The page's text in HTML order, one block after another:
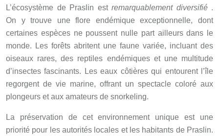
L’écosystème de Praslin est remarquablement diversifié .
On y trouve une flore endémique exceptionnelle, dont
certaines espèces ne poussent nulle part ailleurs dans le
monde. Les forêts abritent une faune variée, incluant des
oiseaux rares, des reptiles endémiques et une multitude
d’insectes fascinants. Les eaux côtières qui entourent l’île
regorgent de vie marine, offrant un spectacle coloré aux
plongeurs et aux amateurs de snorkeling.
La préservation de cet environnement unique est une
priorité pour les autorités locales et les habitants de Praslin.